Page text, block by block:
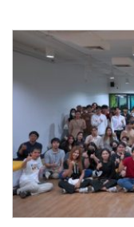
Reignite…